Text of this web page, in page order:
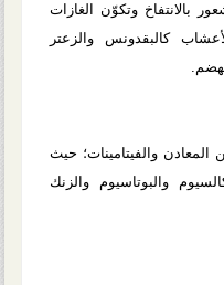
بالانتفاخ وتكوّن الغازات
كالبقدونس والزعتر
والفيتامينات؛ حيث
والبوتاسيوم والزنك